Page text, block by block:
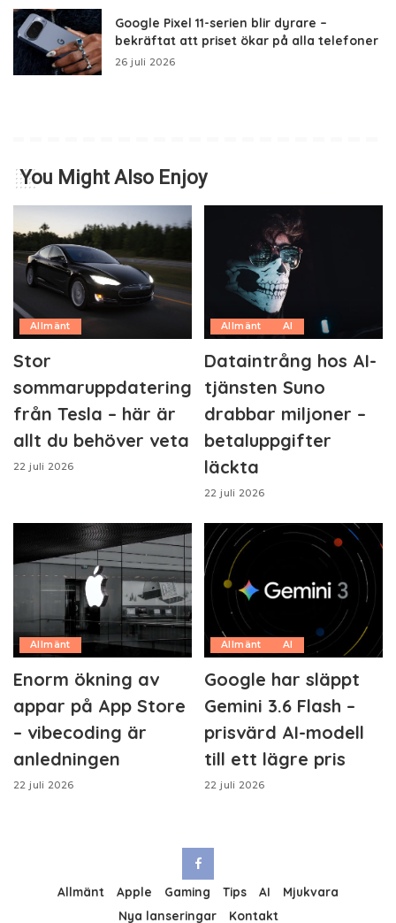
Google Pixel 11-serien blir dyrare –
bekräftat att priset ökar på alla telefoner
26 juli 2026
You Might Also Enjoy
Allmänt
Stor
sommaruppdatering
från Tesla – här är
allt du behöver veta
22 juli 2026
Allmänt AI
Dataintrång hos AI-
tjänsten Suno
drabbar miljoner –
betaluppgifter
läckta
22 juli 2026
Allmänt
Enorm ökning av
appar på App Store
– vibecoding är
anledningen
22 juli 2026
Allmänt AI
Google har släppt
Gemini 3.6 Flash –
prisvärd AI-modell
till ett lägre pris
22 juli 2026
Allmänt Apple Gaming Tips AI
Mjukvara
Nya lanseringar
Kontakt